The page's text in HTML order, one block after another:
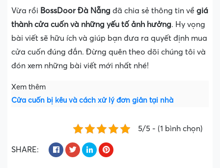
Vừa rồi BossDoor Đà Nẵng đã chia sẻ thông tin về giá
thành cửa cuốn và những yếu tố ảnh hưởng. Hy vọng
bài viết sẽ hữu ích và giúp bạn đưa ra quyết định mua
cửa cuốn đúng đắn. Đừng quên theo dõi chúng tôi và
đón xem những bài viết mới nhất nhé!
Xem thêm
Cửa cuốn bị kêu và cách xử lý đơn giản tại nhà
5/5 - (1 bình chọn)
SHARE: